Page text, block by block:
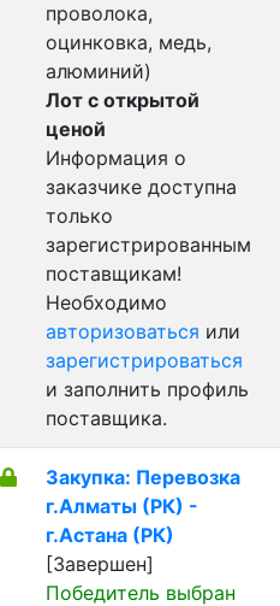
проволока,
оцинковка, медь,
алюминий)
Лот с открытой
ценой
Информация о
заказчике доступна
только
зарегистрированным
поставщикам!
Необходимо
авторизоваться или
зарегистрироваться
и заполнить профиль
поставщика.
Закупка: Перевозка
г.Алматы (РК) -
г.Астана (РК)
[Завершен]
Победитель выбран